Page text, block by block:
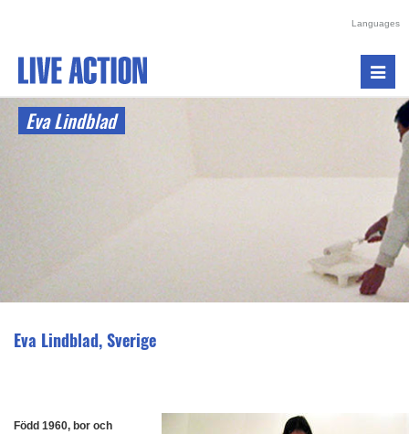
Languages
Eva Lindblad
Eva Lindblad, Sverige
Född 1960, bor och